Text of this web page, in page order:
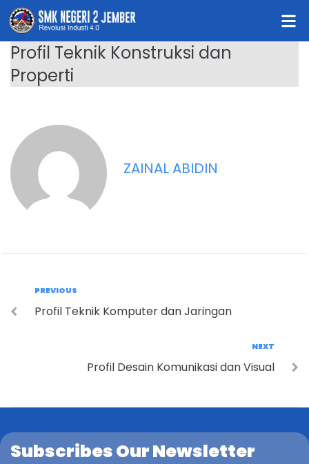
Profil Teknik Konstruksi dan
Properti
ZAINAL ABIDIN
PREVIOUS
Profil Teknik Komputer dan Jaringan
NEXT
Profil Desain Komunikasi dan Visual
Subscribes Our Newsletter